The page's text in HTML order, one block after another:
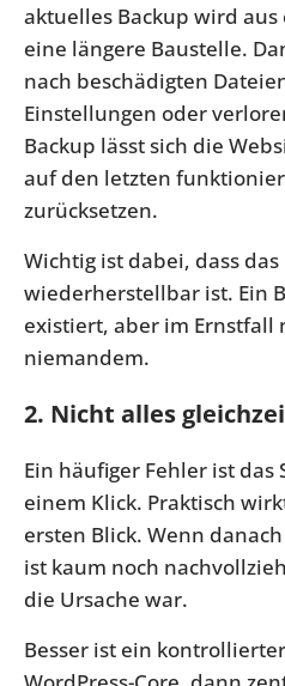
aktuelles Backup wird
eine längere Baustelle.
nach beschädigten
Einstellungen oder
Backup lässt sich die
auf den letzten
zurücksetzen.
Wichtig ist dabei, dass
wiederherstellbar ist. Ein
existiert, aber im
niemandem.
2. Nicht alles
Ein häufiger Fehler ist
einem Klick. Praktisch
ersten Blick. Wenn
ist kaum noch
die Ursache war.
Besser ist ein